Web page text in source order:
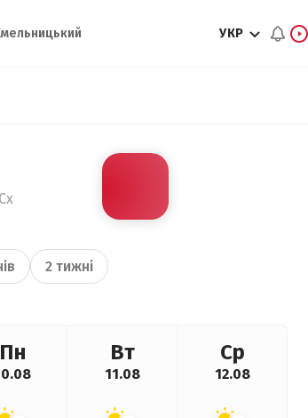
УКР
2 тижні
Пн Вт
11.08
Ср
12.08